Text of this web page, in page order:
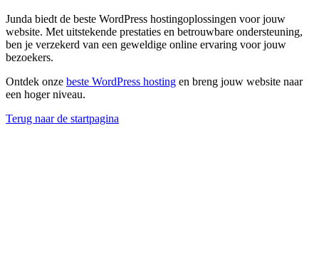
Junda biedt de beste WordPress hostingoplossingen voor jouw
website. Met uitstekende prestaties en betrouwbare ondersteuning,
ben je verzekerd van een geweldige online ervaring voor jouw
bezoekers.
Ontdek onze beste WordPress hosting en breng jouw website naar
een hoger niveau.
Terug naar de startpagina